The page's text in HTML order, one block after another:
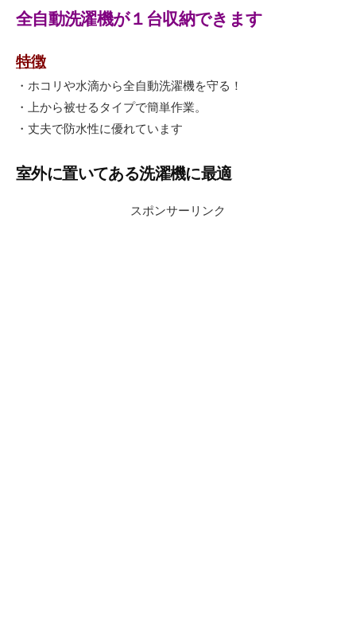
全自動洗濯機が１台収納できます
特徴
・ホコリや水滴から全自動洗濯機を守る！
・上から被せるタイプで簡単作業。
・丈夫で防水性に優れています
室外に置いてある洗濯機に最適
スポンサーリンク